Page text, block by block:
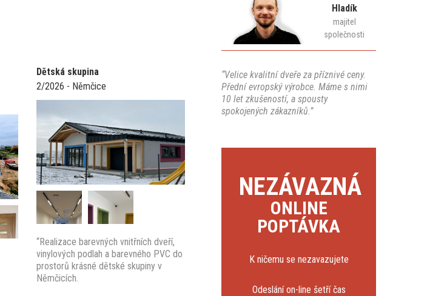
Dětská skupina
2/2026 - Němčice
“Realizace barevných vnitřních dveří,
vinylových podlah a barevného PVC do
prostorů krásné dětské skupiny v
Němčicích.
Hladík
majitel
společnosti
“Velice kvalitní dveře za příznivé ceny.
Přední evropský výrobce. Máme s nimi
10 let zkušeností, a spousty
spokojených zákazníků.”
NEZÁVAZNÁ
ONLINE
POPTÁVKA
K ničemu se nezavazujete
Odeslání on-line šetří čas